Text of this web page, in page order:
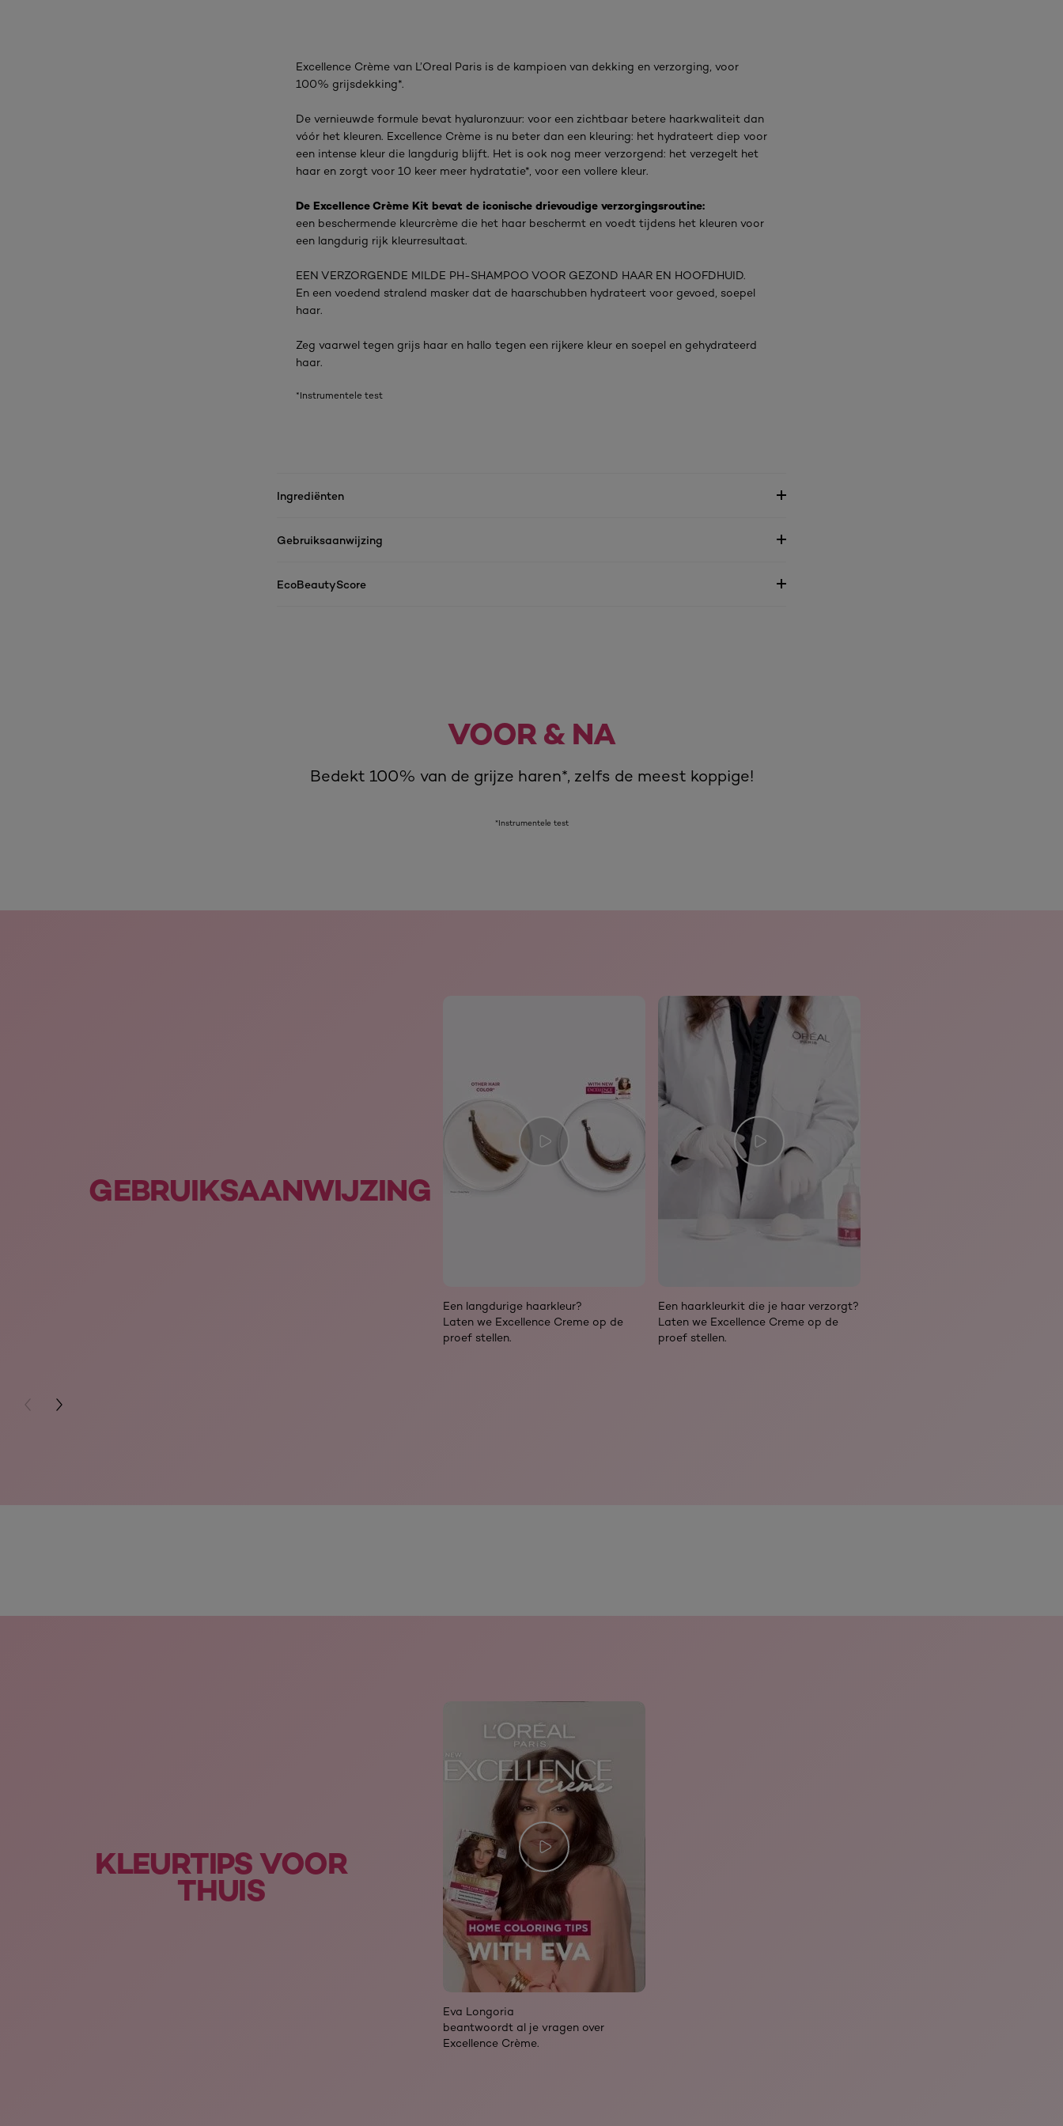
Excellence Crème van L’Oreal Paris is de kampioen van dekking en verzorging, voor
100% grijsdekking*.
De vernieuwde formule bevat hyaluronzuur: voor een zichtbaar betere haarkwaliteit dan
vóór het kleuren. Excellence Crème is nu beter dan een kleuring: het hydrateert diep voor
een intense kleur die langdurig blijft. Het is ook nog meer verzorgend: het verzegelt het
haar en zorgt voor 10 keer meer hydratatie*, voor een vollere kleur.
De Excellence Crème Kit bevat de iconische drievoudige verzorgingsroutine:
een beschermende kleurcrème die het haar beschermt en voedt tijdens het kleuren voor
een langdurig rijk kleurresultaat.
EEN VERZORGENDE MILDE PH-SHAMPOO VOOR GEZOND HAAR EN HOOFDHUID.
En een voedend stralend masker dat de haarschubben hydrateert voor gevoed, soepel
haar.
Zeg vaarwel tegen grijs haar en hallo tegen een rijkere kleur en soepel en gehydrateerd
haar.
*Instrumentele test
Ingrediënten
Gebruiksaanwijzing
EcoBeautyScore
VOOR & NA
Bedekt 100% van de grijze haren*, zelfs de meest koppige!
Voor Na
*Instrumentele test
GEBRUIKSAANWIJZING
Een langdurige haarkleur?
Laten we Excellence Creme op de
proef stellen.
Een haarkleurkit die je haar verzorgt?
Laten we Excellence Creme op de
proef stellen.
PREVIOUS CARD
NEXT CARD
KLEURTIPS VOOR
THUIS
Eva Longoria
beantwoordt al je vragen over
Excellence Crème.